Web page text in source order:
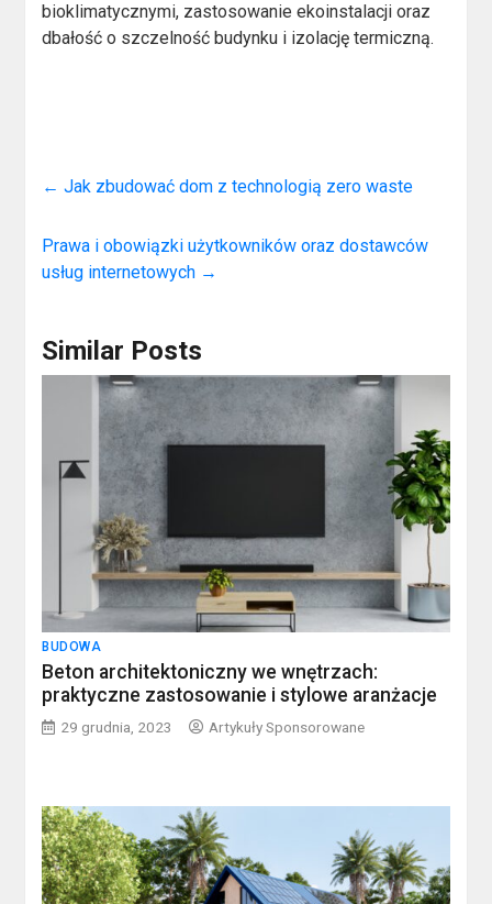
bioklimatycznymi, zastosowanie ekoinstalacji oraz
dbałość o szczelność budynku i izolację termiczną.
← Jak zbudować dom z technologią zero waste
Prawa i obowiązki użytkowników oraz dostawców
usług internetowych →
Similar Posts
BUDOWA
Beton architektoniczny we wnętrzach:
praktyczne zastosowanie i stylowe aranżacje
29 grudnia, 2023 Artykuły Sponsorowane